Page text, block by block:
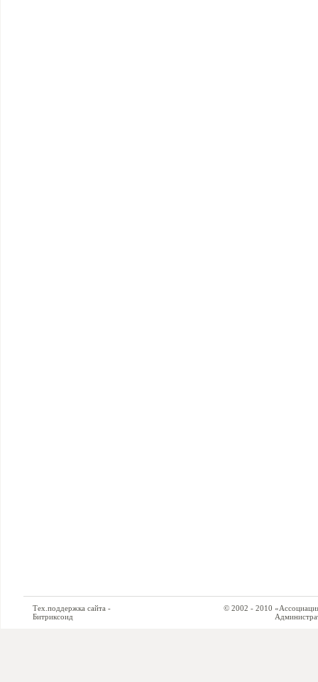
Тех.поддержка сайта -
Битриксоид
© 2002 - 2010 «Ассоциация